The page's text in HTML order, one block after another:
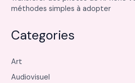
méthodes simples à adopter
Categories
Art
Audiovisuel